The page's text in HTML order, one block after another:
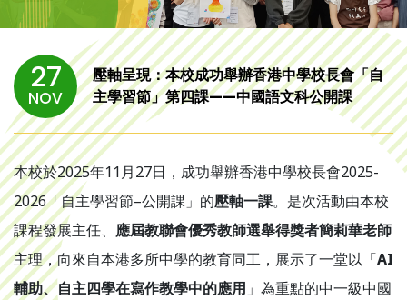
27
NOV
壓軸呈現：本校成功舉辦香港中學校長會「自
主學習節」第四課——中國語文科公開課
本校於2025年11月27日，成功舉辦香港中學校長會2025-
2026「自主學習節–公開課」的壓軸一課。是次活動由本校
課程發展主任、 應屆教聯會優秀教師選舉得獎者簡莉華老師
主理，向來自本港多所中學的教育同工，展示了一堂以「AI
輔助、自主四學在寫作教學中的應用」為重點的中一級中國